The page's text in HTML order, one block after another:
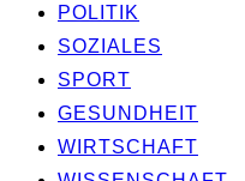
POLI­TIK
SOZIA­LES
SPORT
GESUND­HEIT
WIRT­SCHAFT